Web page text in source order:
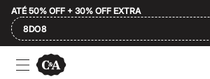
ATÉ 50% OFF + 30% OFF EXTRA
8DO8
Ofertas